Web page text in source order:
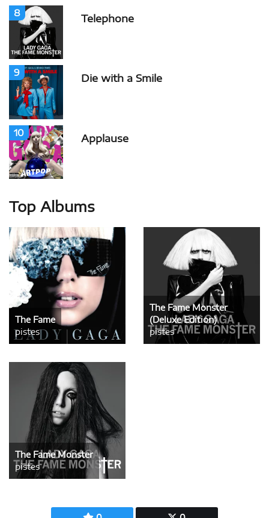
8 Telephone
9 Die with a Smile
10 Applause
Top Albums
The Fame
pistes
The Fame Monster
(Deluxe Edition)
pistes
The Fame Monster
pistes